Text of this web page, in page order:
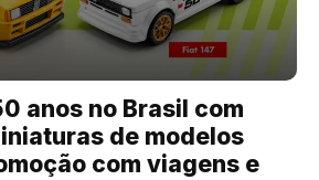
anos no Brasil com
de modelos
com viagens e